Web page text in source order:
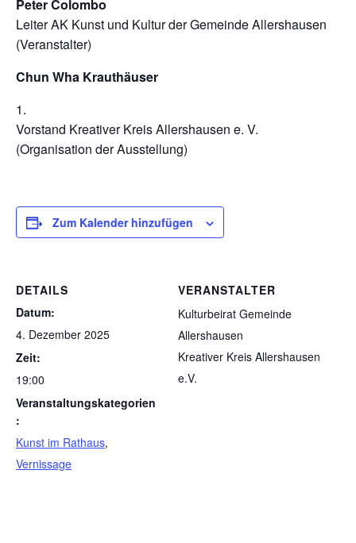
Peter Colombo
Leiter AK Kunst und Kultur der Gemeinde Allershausen
(Veranstalter)
Chun Wha Krauthäuser
Vorstand Kreativer Kreis Allershausen e. V.
(Organisation der Ausstellung)
Zum Kalender hinzufügen
DETAILS
Datum:
4. Dezember 2025
Zeit:
19:00
Veranstaltungskategorien
:
Kunst im Rathaus,
Vernissage
VERANSTALTER
Kulturbeirat Gemeinde
Allershausen
Kreativer Kreis Allershausen
e.V.